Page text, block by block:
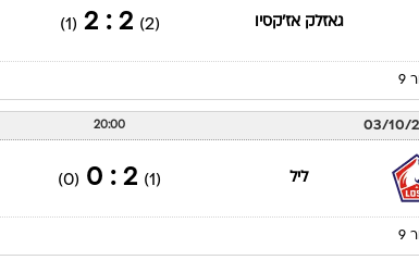
גאזלק אז'קסיו (2)
2 : 2
(1)
9
03/10/
20:00
ליל (1)
2 : 0
(0)
9